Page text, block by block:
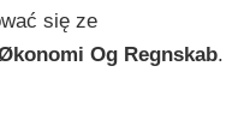
się ze
Og Regnskab.